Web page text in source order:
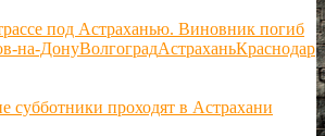
под Астраханью. Виновник погиб
на-ДонуВолгоградАстраханьКраснодар
субботники проходят в Астрахани